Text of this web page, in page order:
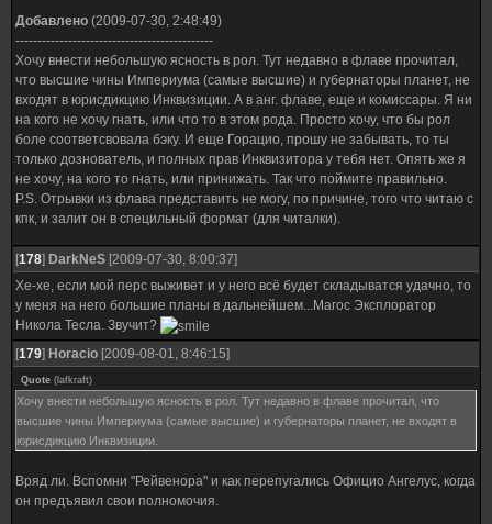
Добавлено (2009-07-30, 2:48:49)
---------------------------------------------
Хочу внести небольшую ясность в рол. Тут недавно в флаве прочитал,
что высшие чины Империума (самые высшие) и губернаторы планет, не
входят в юрисдикцию Инквизиции. А в анг. флаве, еще и комиссары. Я ни
на кого не хочу гнать, или что то в этом рода. Просто хочу, что бы рол
боле соответсвовала бэку. И еще Горацио, прошу не забывать, то ты
только дознователь, и полных прав Инквизитора у тебя нет. Опять же я
не хочу, на кого то гнать, или принижать. Так что поймите правильно.
P.S. Отрывки из флава представить не могу, по причине, того что читаю с
кпк, и залит он в специльный формат (для читалки).
[178] DarkNeS [2009-07-30, 8:00:37]
Хе-хе, если мой перс выживет и у него всё будет складыватся удачно, то
у меня на него большие планы в дальнейшем...Магос Эксплоратор
Никола Тесла. Звучит?
[179] Horacio [2009-08-01, 8:46:15]
Quote ( lafkraft)
Хочу внести небольшую ясность в рол. Тут недавно в флаве прочитал, что
высшие чины Империума (самые высшие) и губернаторы планет, не входят в
юрисдикцию Инквизиции.
Вряд ли. Вспомни "Рейвенора" и как перепугались Официо Ангелус, когда
он предъявил свои полномочия.